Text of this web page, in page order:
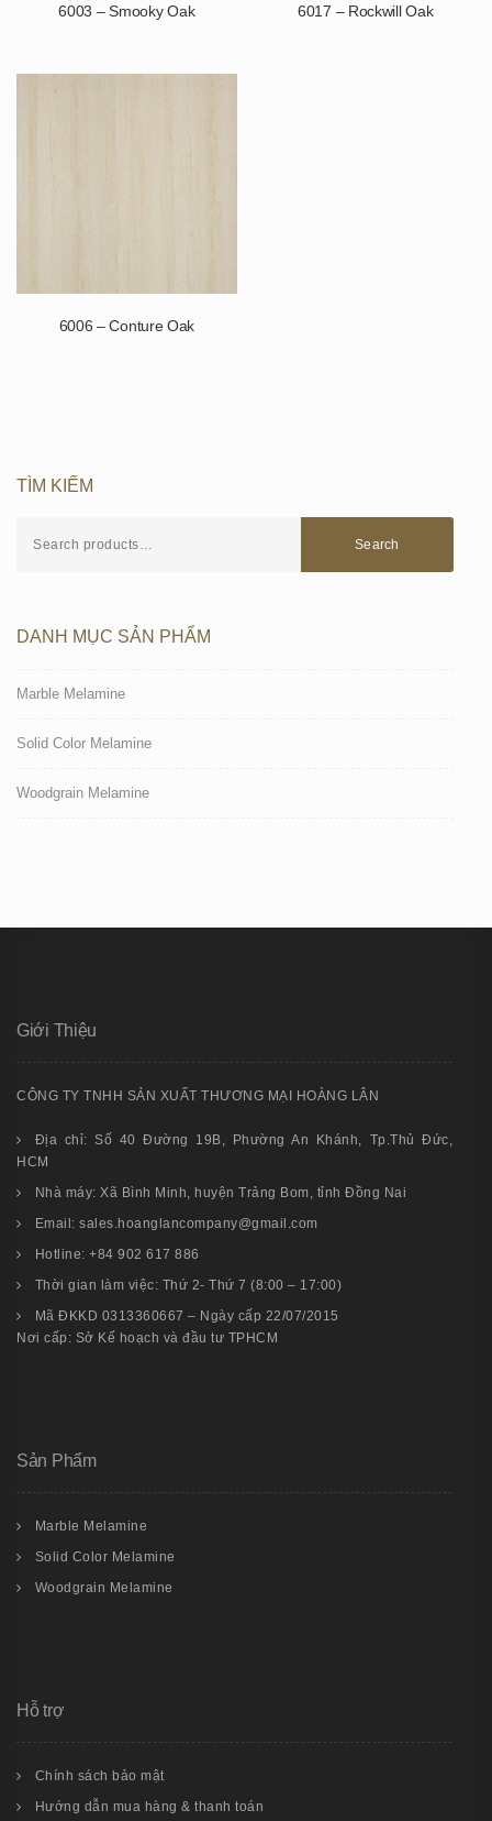
6003 – Smooky Oak 6017 – Rockwill Oak
6006 – Conture Oak
TÌM KIẾM
Search
DANH MỤC SẢN PHẨM
Marble Melamine
Solid Color Melamine
Woodgrain Melamine
Giới Thiệu
CÔNG TY TNHH SẢN XUẤT THƯƠNG MẠI HOÀNG LÂN
Địa chỉ: Số 40 Đường 19B, Phường An Khánh, Tp.Thủ Đức,
HCM
Nhà máy: Xã Bình Minh, huyện Trảng Bom, tỉnh Đồng Nai
Email: sales.hoanglancompany@gmail.com
Hotline: +84 902 617 886
Thời gian làm việc: Thứ 2- Thứ 7 (8:00 – 17:00)
Mã ĐKKD 0313360667 – Ngày cấp 22/07/2015
Nơi cấp: Sở Kế hoạch và đầu tư TPHCM
Sản Phẩm
Marble Melamine
Solid Color Melamine
Woodgrain Melamine
Hỗ trợ
Chính sách bảo mật
Hướng dẫn mua hàng & thanh toán